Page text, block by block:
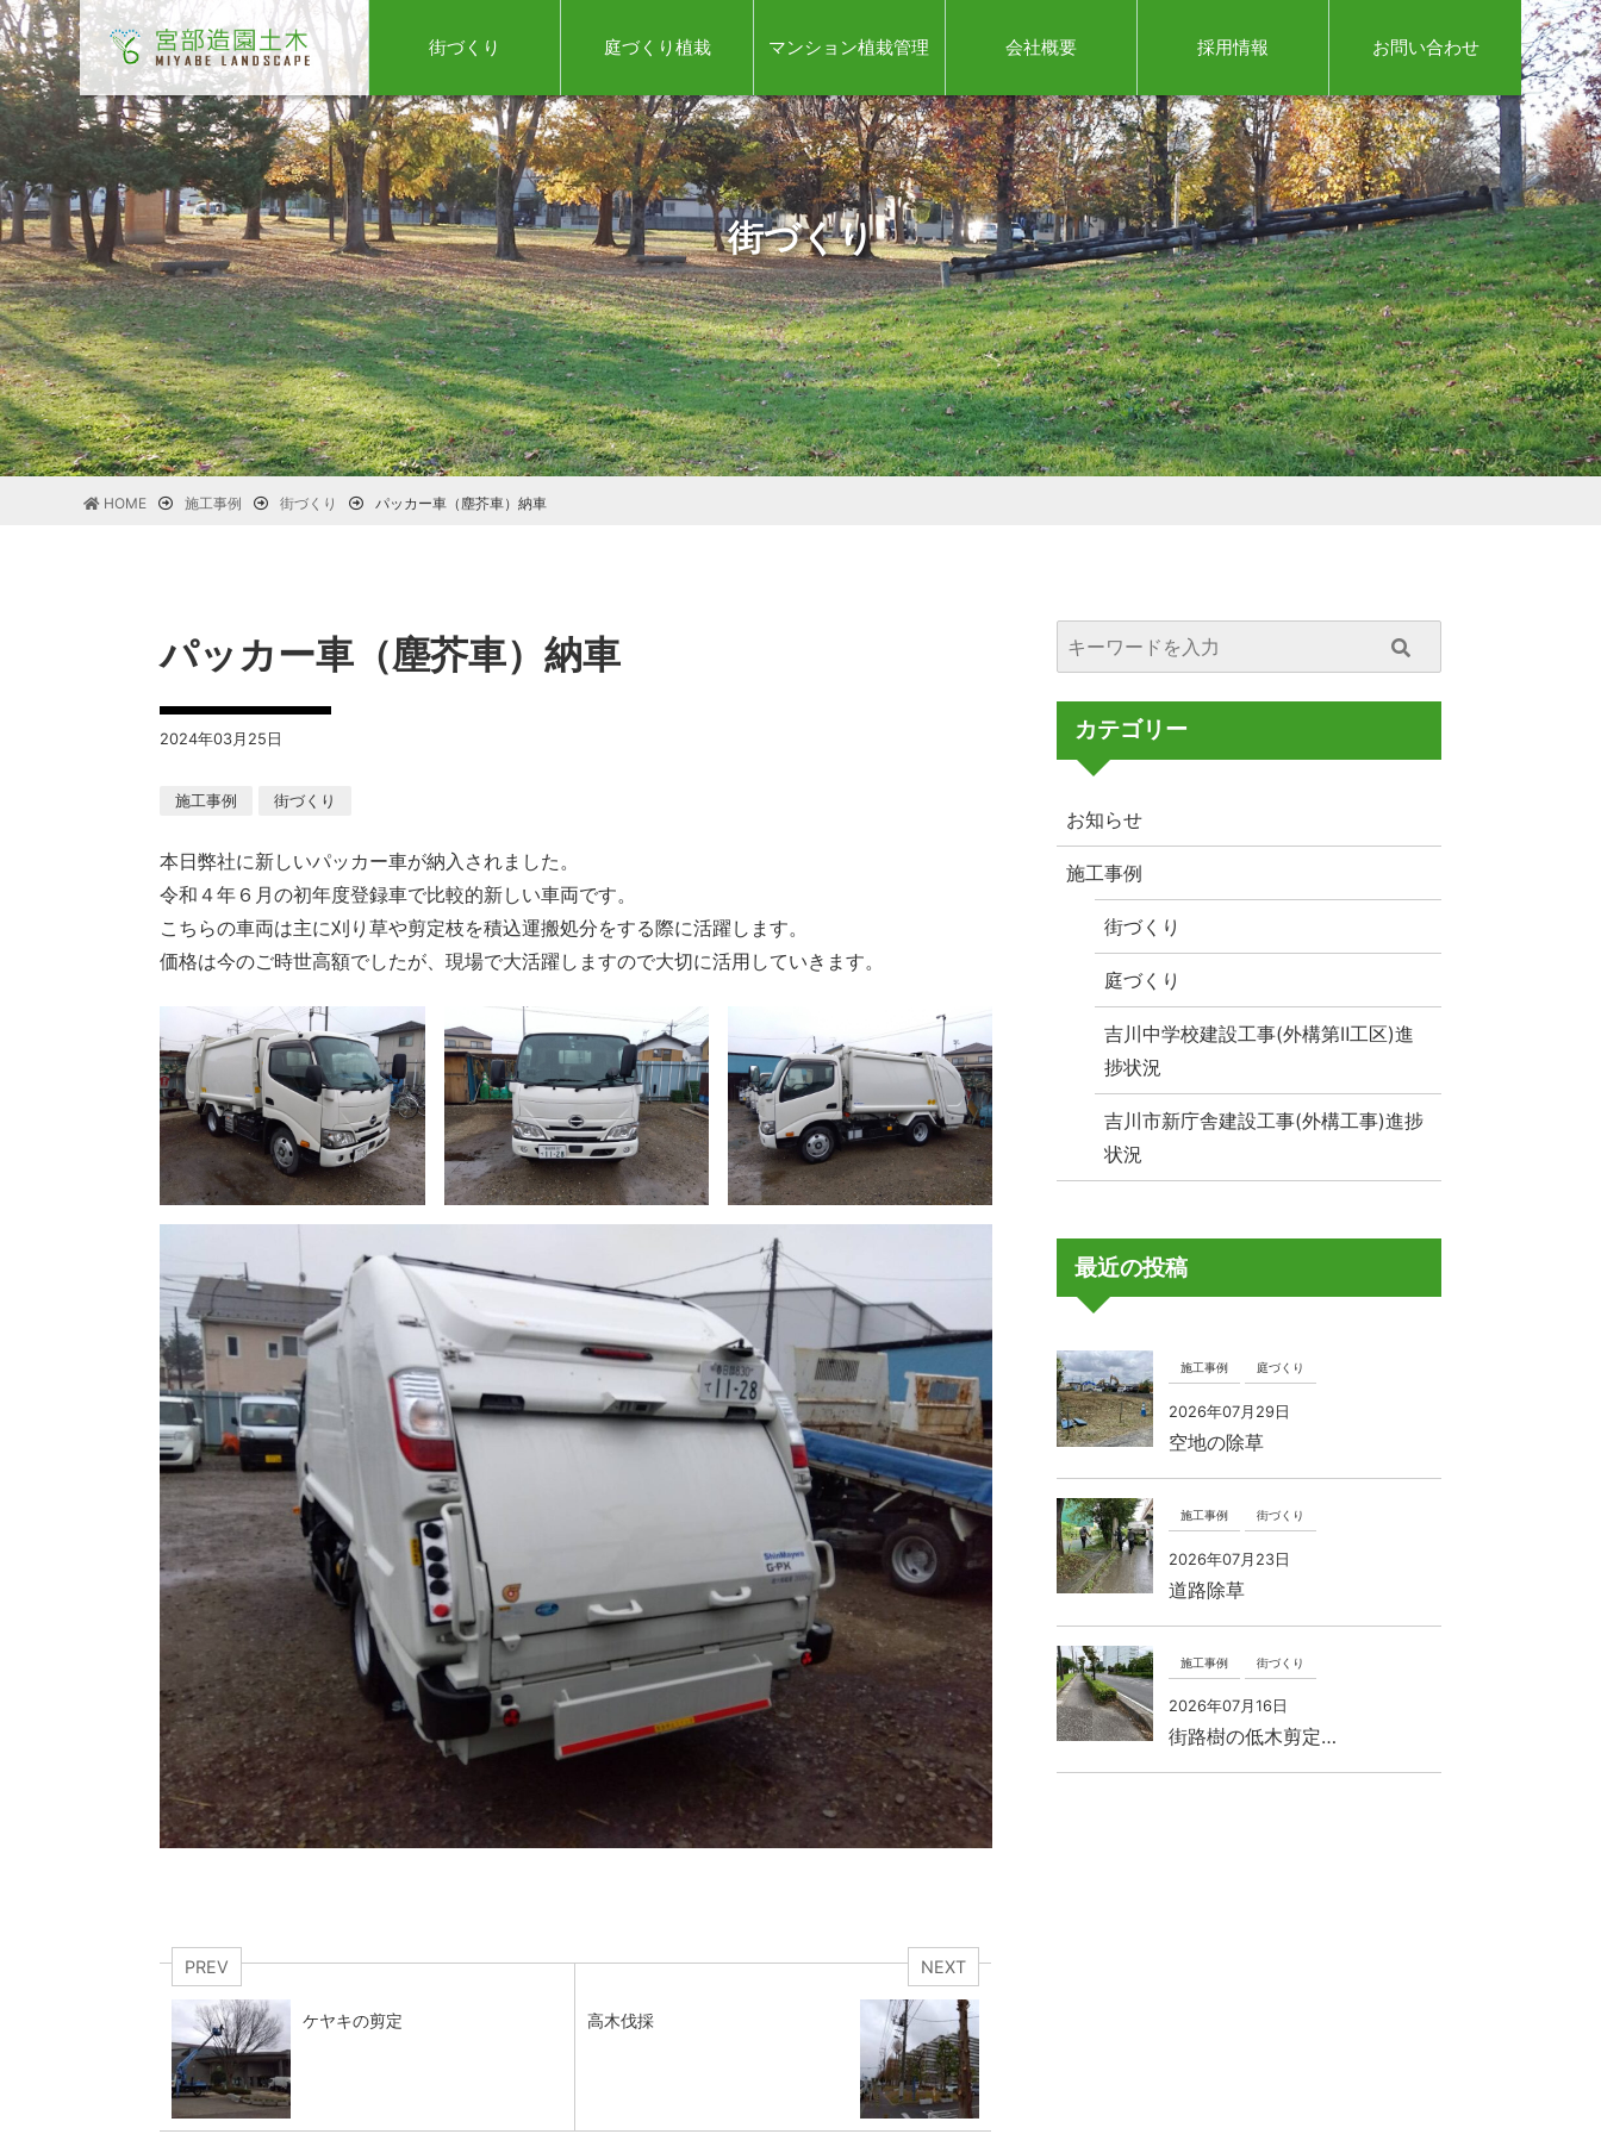
街づくり 庭づくり植栽 マンション植栽管理 会社概要 採用情報 お問い合わせ
街づくり
HOME 施工事例 街づくり パッカー車（塵芥車）納車
パッカー車（塵芥車）納車
2024年03月25日
施工事例 街づくり
本日弊社に新しいパッカー車が納入されました。
令和４年６月の初年度登録車で比較的新しい車両です。
こちらの車両は主に刈り草や剪定枝を積込運搬処分をする際に活躍します。
価格は今のご時世高額でしたが、現場で大活躍しますので大切に活用していきます。
PREV
ケヤキの剪定
NEXT
高木伐採
カテゴリー
お知らせ
施工事例
街づくり
庭づくり
吉川中学校建設工事(外構第Ⅱ工区)進
捗状況
吉川市新庁舎建設工事(外構工事)進捗
状況
最近の投稿
施工事例 庭づくり
2026年07月29日
空地の除草
施工事例 街づくり
2026年07月23日
道路除草
施工事例 街づくり
2026年07月16日
街路樹の低木剪定…